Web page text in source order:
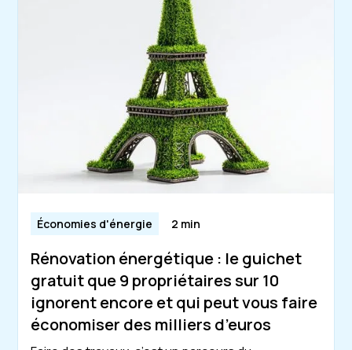
Économies d'énergie 2 min
Rénovation énergétique : le guichet
gratuit que 9 propriétaires sur 10
ignorent encore et qui peut vous faire
économiser des milliers d’euros